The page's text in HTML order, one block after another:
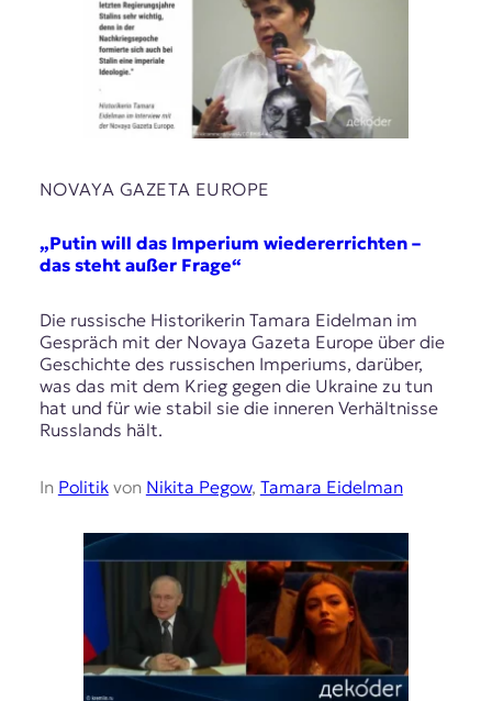
NOVAYA GAZETA EUROPE
„Putin will das Imperium wiedererrichten –
das steht außer Frage“
Die russische Historikerin Tamara Eidelman im
Gespräch mit der Novaya Gazeta Europe über die
Geschichte des russischen Imperiums, darüber,
was das mit dem Krieg gegen die Ukraine zu tun
hat und für wie stabil sie die inneren Verhältnisse
Russlands hält.
In Politikvon Nikita Pegow, Tamara Eidelman